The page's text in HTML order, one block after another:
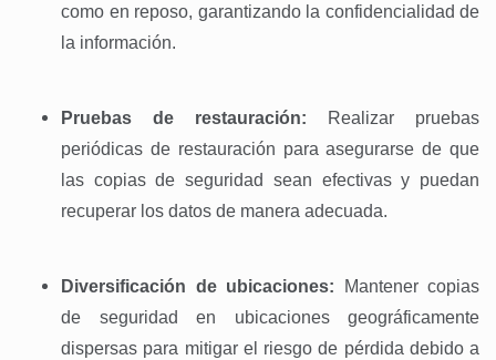
como en reposo, garantizando la confidencialidad de
la información.
Pruebas de restauración: Realizar pruebas
periódicas de restauración para asegurarse de que
las copias de seguridad sean efectivas y puedan
recuperar los datos de manera adecuada.
Diversificación de ubicaciones: Mantener copias
de seguridad en ubicaciones geográficamente
dispersas para mitigar el riesgo de pérdida debido a